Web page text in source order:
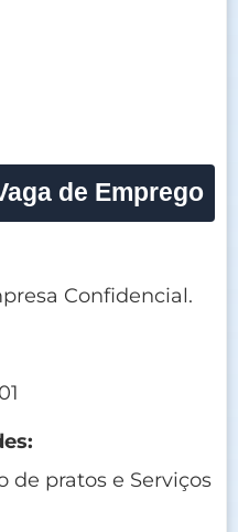
de Emprego
Confidencial.
01
de pratos e Serviços